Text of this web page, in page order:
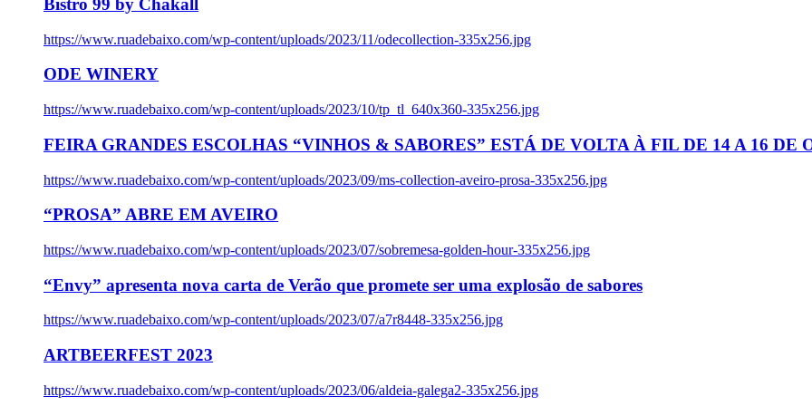
Bistro 99 by Chakall
https://www.ruadebaixo.com/wp-content/uploads/2023/11/odecollection-335x256.jpg
ODE WINERY
https://www.ruadebaixo.com/wp-content/uploads/2023/10/tp_tl_640x360-335x256.jpg
FEIRA GRANDES ESCOLHAS “VINHOS & SABORES” ESTÁ DE VOLTA À FIL DE 14 A 16 DE
https://www.ruadebaixo.com/wp-content/uploads/2023/09/ms-collection-aveiro-prosa-335x256.jpg
“PROSA” ABRE EM AVEIRO
https://www.ruadebaixo.com/wp-content/uploads/2023/07/sobremesa-golden-hour-335x256.jpg
“Envy” apresenta nova carta de Verão que promete ser uma explosão de sabores
https://www.ruadebaixo.com/wp-content/uploads/2023/07/a7r8448-335x256.jpg
ARTBEERFEST 2023
https://www.ruadebaixo.com/wp-content/uploads/2023/06/aldeia-galega2-335x256.jpg